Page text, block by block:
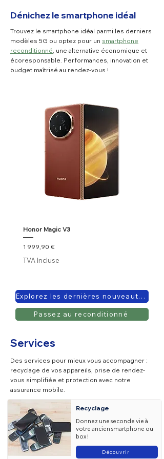
Dénichez le smartphone idéal
Trouvez le smartphone idéal parmi les derniers
modèles 5G ou optez pour un smartphone
reconditionné, une alternative économique et
écoresponsable. Performances, innovation et
budget maîtrisé au rendez-vous !
Honor Magic V3
Prix
1 999,90 €
TVA Incluse
Explorez les dernières nouveautés
Passez au reconditionné
Services
Des services pour mieux vous accompagner :
recyclage de vos appareils, prise de rendez-
vous simplifiée et protection avec notre
assurance mobile.
Recyclage
Donnez une seconde vie à
votre ancien smartphone ou
box !
Découvrir